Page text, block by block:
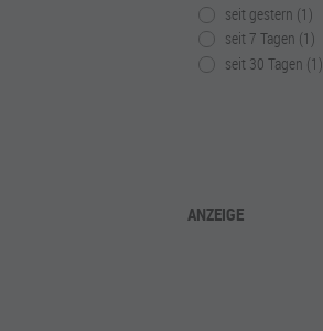
seit gestern (1)
seit 7 Tagen (1)
seit 30 Tagen (1)
ANZEIGE